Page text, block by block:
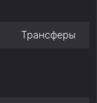
Трансферы